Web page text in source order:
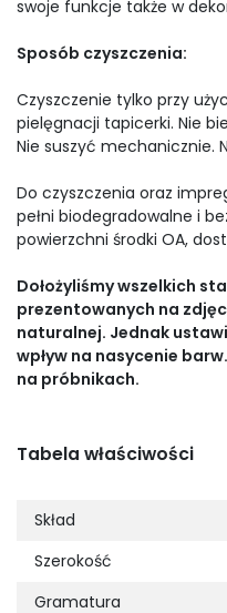
swoje funkcje także w
Sposób czyszczenia:
Czyszczenie tylko przy
pielęgnacji tapicerki. Nie
Nie suszyć mechanicznie.
Do czyszczenia oraz
pełni biodegradowalne i
powierzchni środki OA,
Dołożyliśmy wszelkich
prezentowanych na
naturalnej. Jednak
wpływ na nasycenie
na próbnikach.
Tabela właściwości
Skład
Szerokość
Gramatura